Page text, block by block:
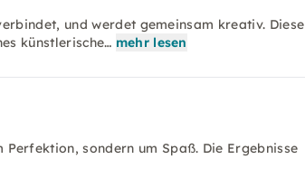
und werdet gemeinsam kreativ. Diese
künstlerische… mehr lesen
sondern um Spaß. Die Ergebnisse